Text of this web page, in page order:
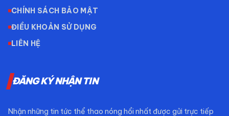
CHÍNH SÁCH BẢO MẬT
ĐIỀU KHOẢN SỬ DỤNG
LIÊN HỆ
ĐĂNG KÝ NHẬN TIN
Nhận những tin tức thể thao nóng hổi nhất được gửi trực tiếp